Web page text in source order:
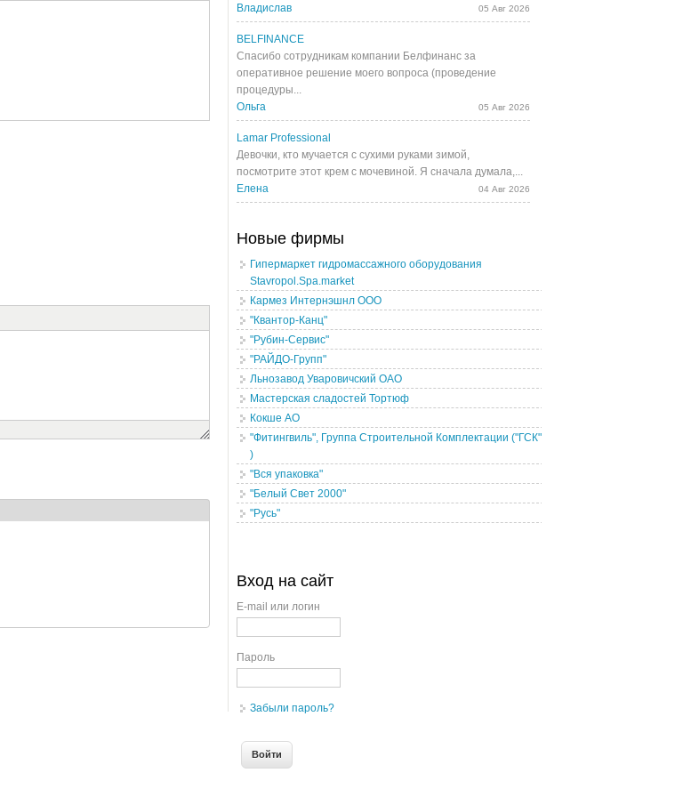
Владислав
05 Авг 2026
BELFINANCE
Спасибо сотрудникам компании Белфинанс за
оперативное решение моего вопроса (проведение
процедуры...
Ольга
05 Авг 2026
Lamar Professional
Девочки, кто мучается с сухими руками зимой,
посмотрите этот крем с мочевиной. Я сначала думала,...
Елена
04 Авг 2026
Новые фирмы
Гипермаркет гидромассажного оборудования
Stavropol.Spa.market
Кармез Интернэшнл ООО
"Квантор-Канц"
"Рубин-Сервис"
"РАЙДО-Групп"
Льнозавод Уваровичский ОАО
Мастерская сладостей Тортюф
Кокше АО
"Фитингвиль", Группа Строительной Комплектации ("ГСК"
)
"Вся упаковка"
"Белый Свет 2000"
"Русь"
Вход на сайт
E-mail или логин
Пароль
Забыли пароль?